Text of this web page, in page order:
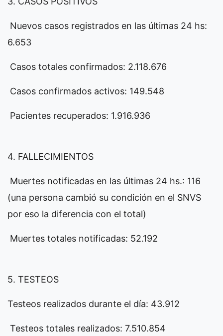
Nuevos casos registrados en las últimas 24 hs:
6.653
Casos totales confirmados: 2.118.676
Casos confirmados activos: 149.548
Pacientes recuperados: 1.916.936
4. FALLECIMIENTOS
Muertes notificadas en las últimas 24 hs.: 116
(una persona cambió su condición en el SNVS
por eso la diferencia con el total)
Muertes totales notificadas: 52.192
5. TESTEOS
Testeos realizados durante el día: 43.912
Testeos totales realizados: 7.510.854